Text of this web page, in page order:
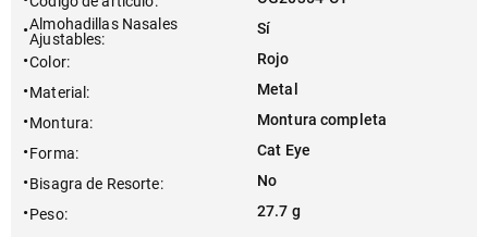
Almohadillas Nasales
Ajustables:
Sí
Color:
Rojo
Material :
Metal
Montura:
Montura completa
Forma:
Cat Eye
Bisagra de Resorte:
No
Peso: 27.7 g